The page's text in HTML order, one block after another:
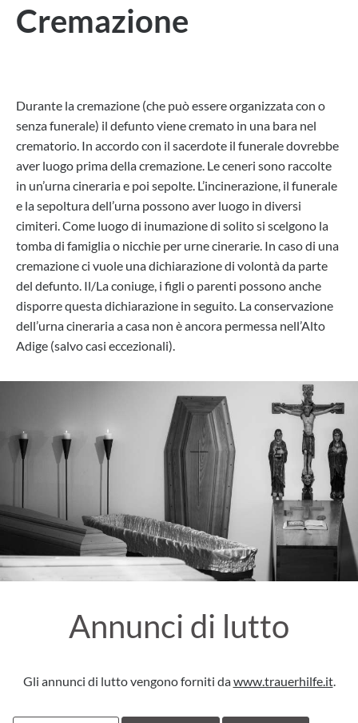
Cremazione
Durante la cremazione (che può essere organizzata con o
senza funerale) il defunto viene cremato in una bara nel
crematorio. In accordo con il sacerdote il funerale dovrebbe
aver luogo prima della cremazione. Le ceneri sono raccolte
in un’urna cineraria e poi sepolte. L’incinerazione, il funerale
e la sepoltura dell’urna possono aver luogo in diversi
cimiteri. Come luogo di inumazione di solito si scelgono la
tomba di famiglia o nicchie per urne cinerarie. In caso di una
cremazione ci vuole una dichiarazione di volontà da parte
del defunto. Il/La coniuge, i figli o parenti possono anche
disporre questa dichiarazione in seguito. La conservazione
dell’urna cineraria a casa non è ancora permessa nell’Alto
Adige (salvo casi eccezionali).
Annunci di lutto
Gli annunci di lutto vengono forniti dawww.trauerhilfe.it.